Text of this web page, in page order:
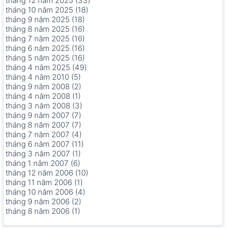
tháng 10 năm 2025 (18)
tháng 9 năm 2025 (18)
tháng 8 năm 2025 (16)
tháng 7 năm 2025 (16)
tháng 6 năm 2025 (16)
tháng 5 năm 2025 (16)
tháng 4 năm 2025 (49)
tháng 4 năm 2010 (5)
tháng 9 năm 2008 (2)
tháng 4 năm 2008 (1)
tháng 3 năm 2008 (3)
tháng 9 năm 2007 (7)
tháng 8 năm 2007 (7)
tháng 7 năm 2007 (4)
tháng 6 năm 2007 (11)
tháng 3 năm 2007 (1)
tháng 1 năm 2007 (6)
tháng 12 năm 2006 (10)
tháng 11 năm 2006 (1)
tháng 10 năm 2006 (4)
tháng 9 năm 2006 (2)
tháng 8 năm 2006 (1)